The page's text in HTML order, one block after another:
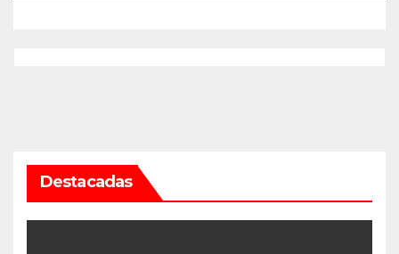
Rioja
Destacadas